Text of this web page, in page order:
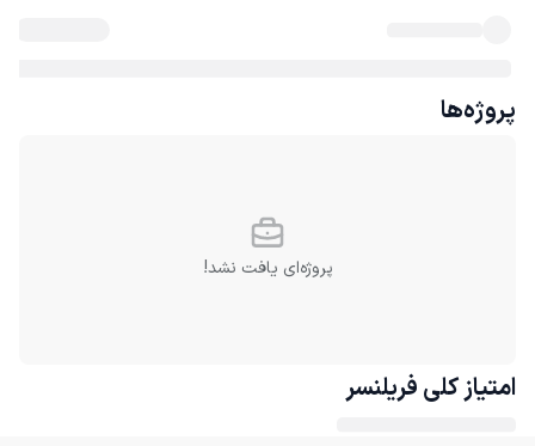
پروژه‌ها
پروژه‌ای یافت نشد!
امتیاز کلی فریلنسر